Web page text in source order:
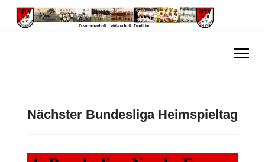
Nächster Bundesliga Heimspieltag